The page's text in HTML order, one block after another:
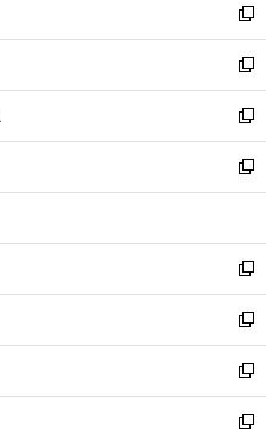
く
で
開
く
ド
ウ
で
開
く
ィ
ン
ド
ウ
で
開
く
い
ウ
ィ
ン
ド
ウ
で
開
新
し
い
ウ
ィ
ン
ド
ウ
開
く
新
し
い
ウ
ィ
ン
ウ
で
開
く
新
し
い
ウ
ン
ド
ウ
で
開
く
新
し
ウ
ィ
ン
ド
ウ
で
開
く
新
し
い
ウ
ィ
ン
ド
新
し
い
ウ
ィ
新
し